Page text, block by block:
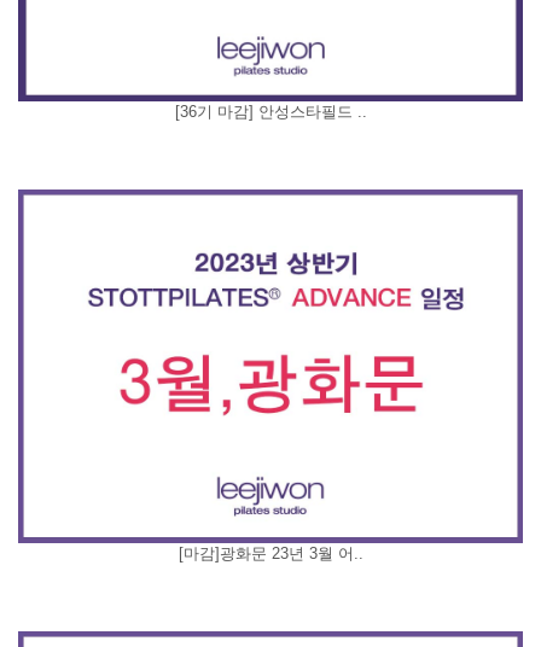
[36기 마감] 안성스타필드 ..
[마감]광화문 23년 3월 어..